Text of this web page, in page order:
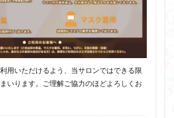
用いただけるよう、当サロンではできる限
いります。ご理解ご協力のほどよろしくお